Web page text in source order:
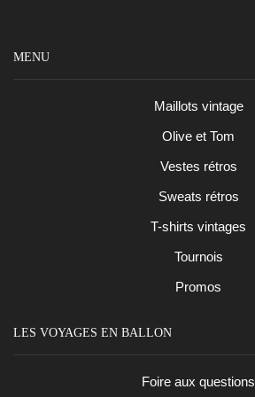
MENU
Maillots vintage
Olive et Tom
Vestes rétros
Sweats rétros
T-shirts vintages
Tournois
Promos
LES VOYAGES EN BALLON
Foire aux questions